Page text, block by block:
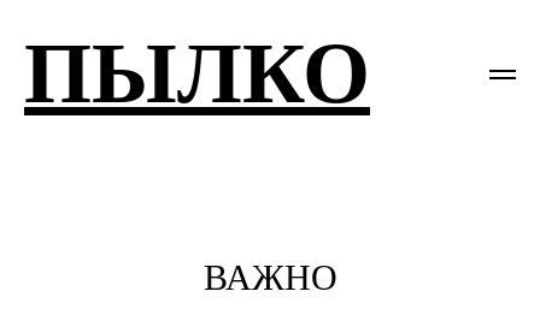
ПЫЛКО
ВАЖНО